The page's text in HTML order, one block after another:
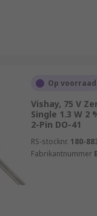
Op voorraad
Vishay, 75 V
Single 1.3 W 2
2-Pin DO-41
RS-stocknr. 180-
Fabrikantnummer